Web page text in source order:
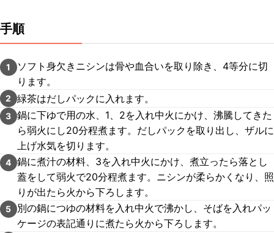
手順
1
ソフト身欠きニシンは骨や血合いを取り除き、4等分に切
ります。
2 緑茶はだしパックに入れます。
3 鍋に下ゆで用の水、1、2を入れ中火にかけ、沸騰してきた
ら弱火にし20分程煮ます。だしパックを取り出し、ザルに
上げ水気を切ります。
4 鍋に煮汁の材料、3を入れ中火にかけ、煮立ったら落とし
蓋をして弱火で20分程煮ます。ニシンが柔らかくなり、照
りが出たら火から下ろします。
5
別の鍋につゆの材料を入れ中火で沸かし、そばを入れパッ
ケージの表記通りに煮たら火から下ろします。